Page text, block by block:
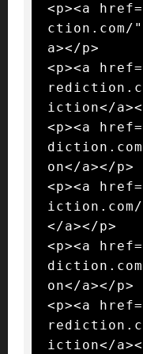
<p><a
ction.com/
a></p>
<p><a
iction</
<p><a
on</a></p>
<p><a
</a></p>
<p><a
on</a></p>
<p><a
iction</